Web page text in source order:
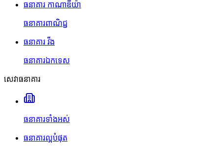
ធនាគារ កាណាឌីយ៉ា
ធនាគារពាណិជ្ជ
ធនាគារ វីង
ធនាគារឯកទេស
សេវាធនាគារ
ធនាគារទាំងអស់
ធនាគារល្អបំផុត